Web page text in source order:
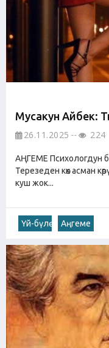
Мусакун Айбек:
26.11.2025 224
АҢГЕМЕ Психологдун
Терезеден көк асман
куш жок...
Үй-бүлө Аңгеме